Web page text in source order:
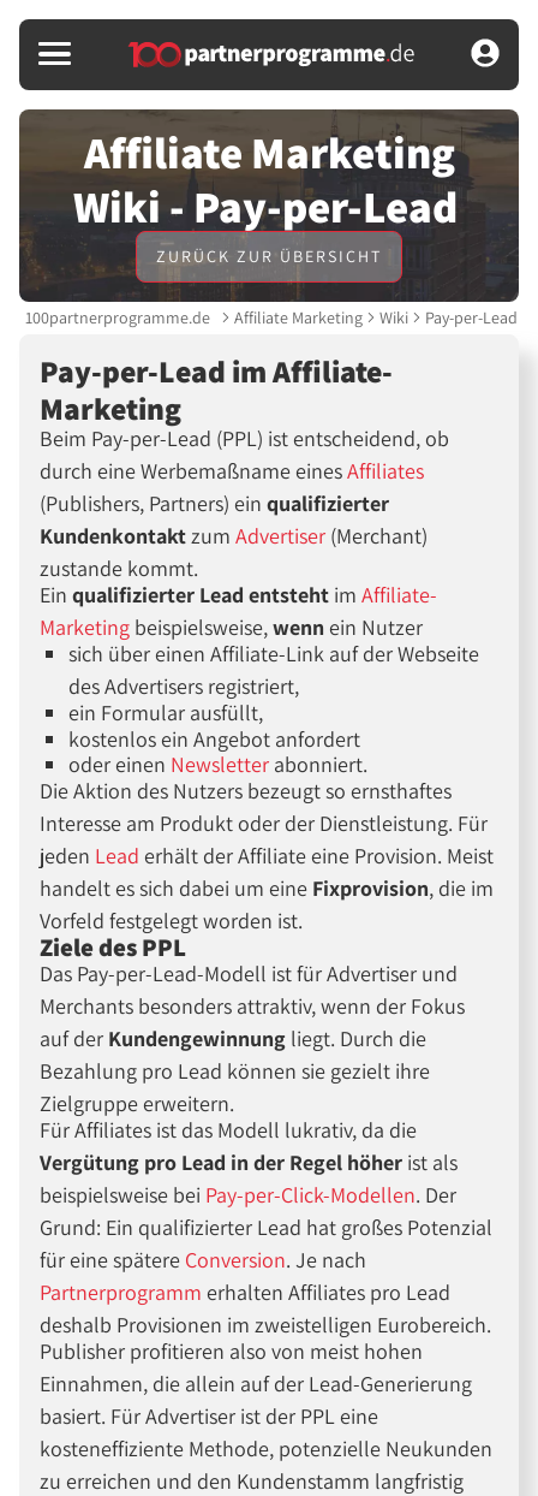
Affiliate Marketing
Wiki - Pay-per-Lead
ZURÜCK ZUR ÜBERSICHT
100partnerprogramme.de Affiliate Marketing Wiki Pay-per-Lead
Pay-per-Lead im Affiliate-
Marketing
Beim Pay-per-Lead (PPL) ist entscheidend, ob
durch eine Werbemaßname einesAffiliates
(Publishers, Partners) einqualifizierter
KundenkontaktzumAdvertiser (Merchant)
zustande kommt.
Einqualifizierter Lead entsteht imAffiliate-
Marketing beispielsweise,wenn ein Nutzer
sich über einen Affiliate-Link auf der Webseite
des Advertisers registriert,
ein Formular ausfüllt,
kostenlos ein Angebot anfordert
oder einen Newsletter abonniert.
Die Aktion des Nutzers bezeugt so ernsthaftes
Interesse am Produkt oder der Dienstleistung. Für
jeden Lead erhält der Affiliate eine Provision. Meist
handelt es sich dabei um eine Fixprovision, die im
Vorfeld festgelegt worden ist.
Ziele des PPL
Das Pay-per-Lead-Modell ist für Advertiser und
Merchants besonders attraktiv, wenn der Fokus
auf der Kundengewinnung liegt. Durch die
Bezahlung pro Lead können sie gezielt ihre
Zielgruppe erweitern.
Für Affiliates ist das Modell lukrativ, da die
Vergütung pro Lead in der Regel höher ist als
beispielsweise bei Pay-per-Click-Modellen. Der
Grund: Ein qualifizierter Lead hat großes Potenzial
für eine spätere Conversion. Je nach
Partnerprogramm erhalten Affiliates pro Lead
deshalb Provisionen im zweistelligen Eurobereich.
Publisher profitieren also von meist hohen
Einnahmen, die allein auf der Lead-Generierung
basiert. Für Advertiser ist der PPL eine
kosteneffiziente Methode, potenzielle Neukunden
zu erreichen und den Kundenstamm langfristig